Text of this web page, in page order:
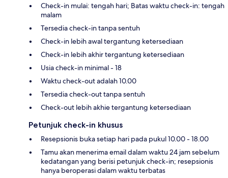
Check-in mulai: tengah hari; Batas waktu check-in: tengah
malam
Tersedia check-in tanpa sentuh
Check-in lebih awal tergantung ketersediaan
Check-in lebih akhir tergantung ketersediaan
Usia check-in minimal - 18
Waktu check-out adalah 10.00
Tersedia check-out tanpa sentuh
Check-out lebih akhie tergantung ketersediaan
Petunjuk check-in khusus
Resepsionis buka setiap hari pada pukul 10.00 - 18.00
Tamu akan menerima email dalam waktu 24 jam sebelum
kedatangan yang berisi petunjuk check-in; resepsionis
hanya beroperasi dalam waktu terbatas